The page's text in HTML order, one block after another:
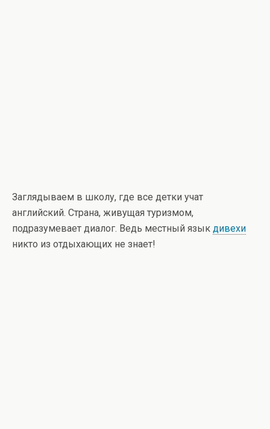
Заглядываем в школу, где все детки учат
английский. Страна, живущая туризмом,
подразумевает диалог. Ведь местный язык дивехи
никто из отдыхающих не знает!